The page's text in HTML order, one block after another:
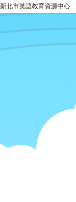
新北市英語教育資源中心